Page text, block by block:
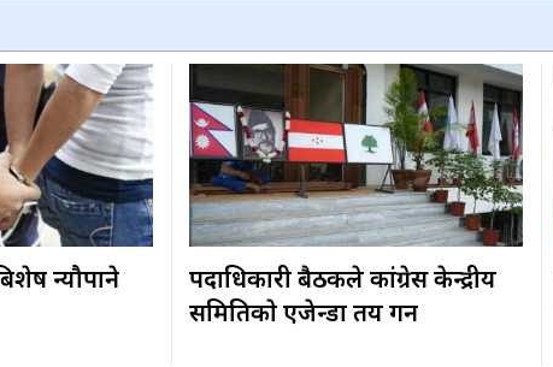
न्यौपाने
पदाधिकारी बैठकले कांग्रेस केन्द्रीय
समितिकाे एजेन्डा तय गर्ने